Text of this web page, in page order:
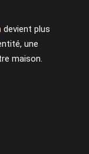
devient plus
une
maison.